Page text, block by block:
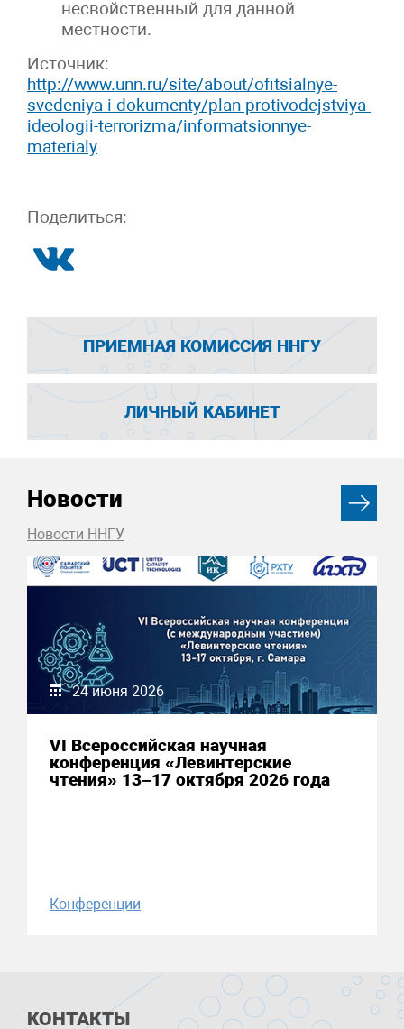
несвойственный для данной
местности.
Источник:
http://www.unn.ru/site/about/ofitsialnye-
svedeniya-i-dokumenty/plan-protivodejstviya-
ideologii-terrorizma/informatsionnye-
materialy
Поделиться:
ПРИЕМНАЯ КОМИССИЯ ННГУ
ЛИЧНЫЙ КАБИНЕТ
Новости
Новости ННГУ
24 июня 2026
VI Всероссийская научная
конференция «Левинтерские
чтения» 13–17 октября 2026 года
Конференции
КОНТАКТЫ